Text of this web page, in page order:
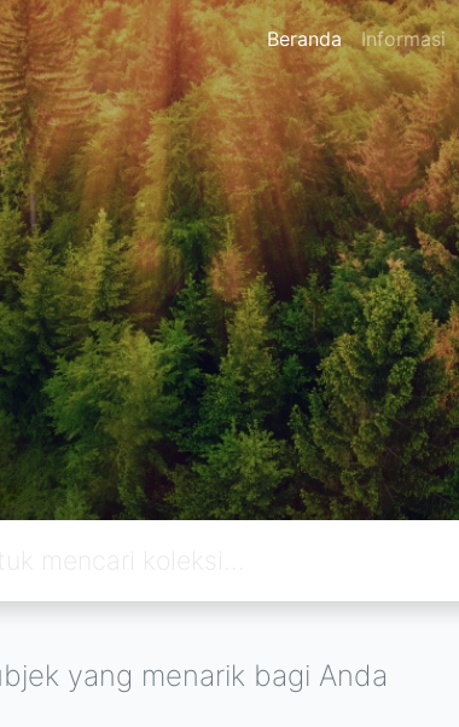
Beranda Informasi
yang menarik bagi Anda